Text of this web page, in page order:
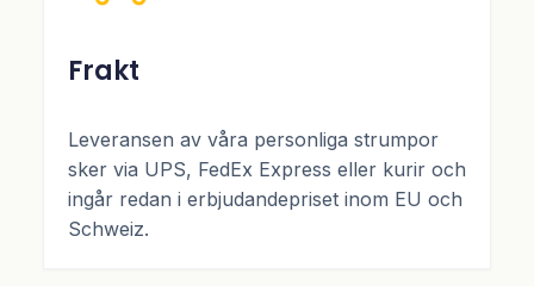
Frakt
Leveransen av våra personliga strumpor
sker via UPS, FedEx Express eller kurir och
ingår redan i erbjudandepriset inom EU och
Schweiz.